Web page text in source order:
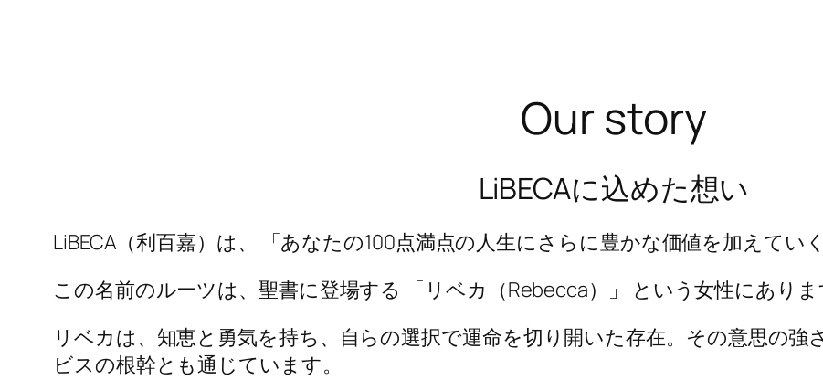
Our story
LiBECAに込めた想い
LiBECA（利百嘉）は、 「あなたの100点満点の人生にさらに豊かな価値を加えてい
この名前のルーツは、聖書に登場する 「リベカ（Rebecca）」 という女性にありま
リベカは、知恵と勇気を持ち、自らの選択で運命を切り開いた存在。その意思の
ビスの根幹とも通じています。